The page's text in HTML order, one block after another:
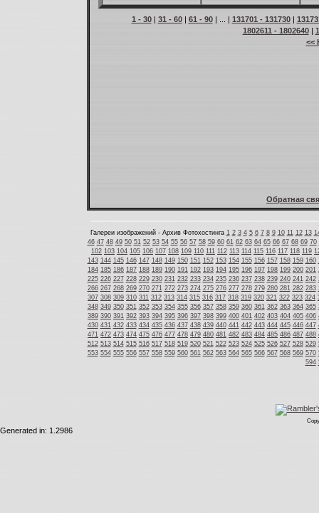
1 - 30| 31 - 60| 61 - 90| ... | 131701 - 131730|
1802611 - 1802640|
<<
Обратная
Галереи изображений - Архив Фотохостинга 1 2 3 4 5 6 7 8 9 10 11 12 13
46 47 48 49 50 51 52 53 54 55 56 57 58 59 60 61 62 63 64 65 66 67 68 69 70
102 103 104 105 106 107 108 109 110 111 112 113 114 115 116 117 118 119
143 144 145 146 147 148 149 150 151 152 153 154 155 156 157 158 159 160
184 185 186 187 188 189 190 191 192 193 194 195 196 197 198 199 200 201
225 226 227 228 229 230 231 232 233 234 235 236 237 238 239 240 241 242
266 267 268 269 270 271 272 273 274 275 276 277 278 279 280 281 282 283
307 308 309 310 311 312 313 314 315 316 317 318 319 320 321 322 323 324
348 349 350 351 352 353 354 355 356 357 358 359 360 361 362 363 364 365
389 390 391 392 393 394 395 396 397 398 399 400 401 402 403 404 405 406
430 431 432 433 434 435 436 437 438 439 440 441 442 443 444 445 446 447
471 472 473 474 475 476 477 478 479 480 481 482 483 484 485 486 487 488
512 513 514 515 516 517 518 519 520 521 522 523 524 525 526 527 528 529
553 554 555 556 557 558 559 560 561 562 563 564 565 566 567 568 569 570
594
Generated in: 1.2986